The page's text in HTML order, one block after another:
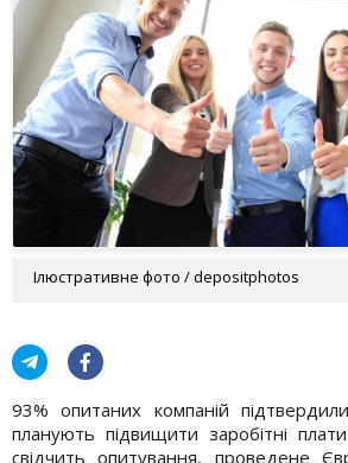
Ілюстративне фото / depositphotos
93% опитаних компаній
планують підвищити заробітні
свідчить опитування, проведене